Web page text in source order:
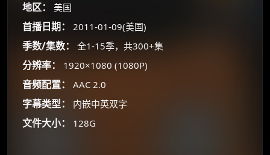
地区： 美国
首播日期： 2011-01-09(美国)
季数/集数： 全1-15季，共300+集
分辨率： 1920×1080 (1080P)
音频配置： AAC 2.0
字幕类型： 内嵌中英双字
文件大小： 128G
☕
朋友们辛苦了 💦
如夸克12个月送14天 最低75元！
价格有浮动，请直接搜索查最低价！
还有支付宝现金红包、外卖红包、